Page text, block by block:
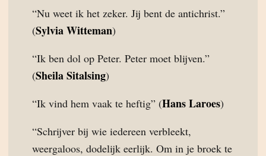
“Nu weet ik het zeker. Jij bent de antichrist.”
(Sylvia Witteman)
“Ik ben dol op Peter. Peter moet blijven.”
(Sheila Sitalsing)
“Ik vind hem vaak te heftig” (Hans Laroes)
“Schrijver bij wie iedereen verbleekt,
weergaloos, dodelijk eerlijk. Om in je broek te